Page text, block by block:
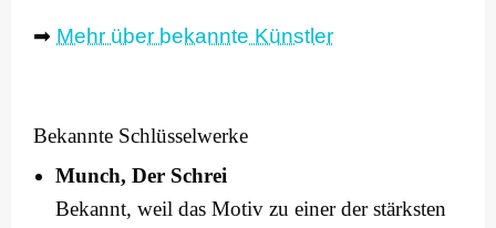
➡ Mehr über bekannte Künstler
Bekannte Schlüsselwerke
Munch, Der Schrei
Bekannt, weil das Motiv zu einer der stärksten